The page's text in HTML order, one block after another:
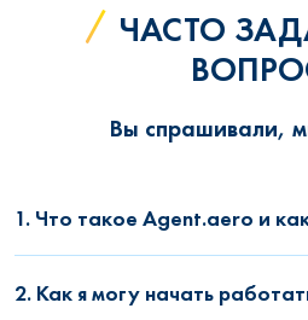
ЧАСТО
Вы спрашивали,
1. Что такое Agent.aero и
2. Как я могу начать